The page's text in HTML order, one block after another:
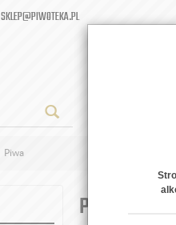
SKLEP@PIWOTEKA.PL
Piwa
PIWA